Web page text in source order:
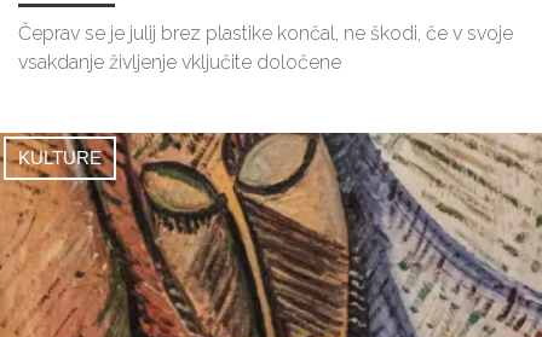
Čeprav se je julij brez plastike končal, ne škodi, če v svoje
vsakdanje življenje vključite določene
KULTURE